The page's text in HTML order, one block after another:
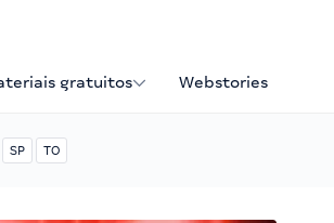
gratuitos Webstories
SP TO